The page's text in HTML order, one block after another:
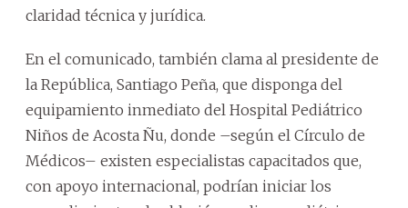
claridad técnica y jurídica.
En el comunicado, también clama al presidente de
la República, Santiago Peña, que disponga del
equipamiento inmediato del Hospital Pediátrico
Niños de Acosta Ñu, donde –según el Círculo de
Médicos– existen especialistas capacitados que,
con apoyo internacional, podrían iniciar los